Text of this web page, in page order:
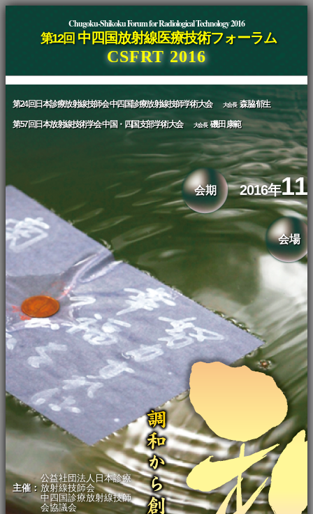
Chugoku-Shikoku Forum for Radiological Technology 2016
第12回 中四国放射線医療技術フォーラム
CSFRT 2016
第24回日本診療放射線技師会 中四国診療放射線技師学術大会 大会長 森脇 郁生
第57回日本放射線技術学会 中国・四国支部学術大会 大会長 磯田 康範
会期 2016年11
会場
主催：
公益社団法人日本診療
放射線技師会
中四国診療放射線技師
会協議会